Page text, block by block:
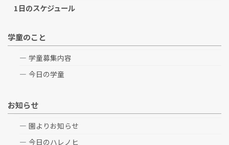
1日のスケジュール
学童のこと
学童募集内容
今日の学童
お知らせ
園よりお知らせ
今日のハレノヒ